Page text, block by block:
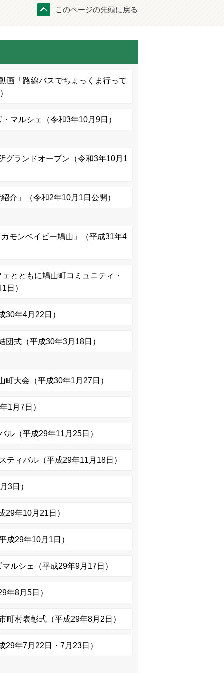
このページの先頭に戻る
画「路線バスでちょっくま行って
マルシェ（令和3年10月9日）
グランドオープン（令和3年10月1
介」（令和2年10月1日公開）
モンベイビー鳩山」（平成31年4
とともに鳩山町コミュニティ・
日）
30年4月22日）
団式（平成30年3月18日）
町大会（平成30年1月27日）
1月7日）
ル（平成29年11月25日）
ティバル（平成29年11月18日）
3日）
29年10月21日）
成29年10月1日）
ルシェ（平成29年9月17日）
年8月5日）
町村表彰式（平成29年8月2日）
29年7月22日・7月23日）